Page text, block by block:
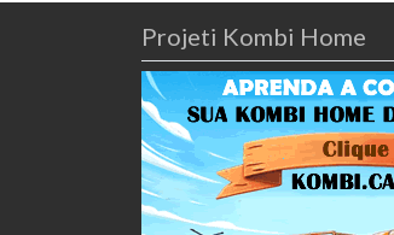
Projeti Kombi Home